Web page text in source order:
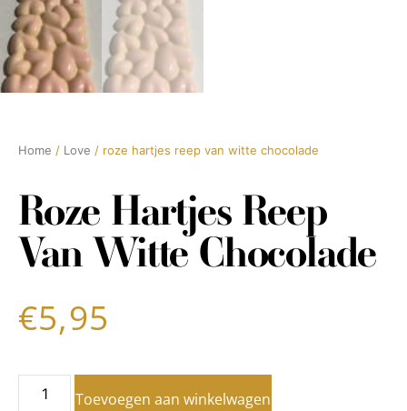
Home / Love / roze hartjes reep van witte chocolade
Roze Hartjes Reep
Van Witte Chocolade
€5,95
Toevoegen aan winkelwagen